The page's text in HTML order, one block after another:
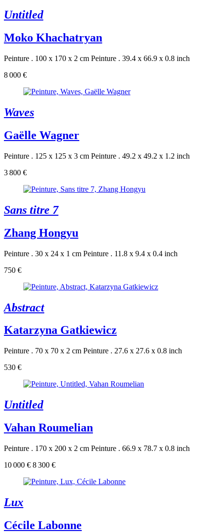
Untitled
Moko Khachatryan
Peinture . 100 x 170 x 2 cm Peinture . 39.4 x 66.9 x 0.8 inch
8 000 €
Waves
Gaëlle Wagner
Peinture . 125 x 125 x 3 cm Peinture . 49.2 x 49.2 x 1.2 inch
3 800 €
Sans titre 7
Zhang Hongyu
Peinture . 30 x 24 x 1 cm Peinture . 11.8 x 9.4 x 0.4 inch
750 €
Abstract
Katarzyna Gatkiewicz
Peinture . 70 x 70 x 2 cm Peinture . 27.6 x 27.6 x 0.8 inch
530 €
Untitled
Vahan Roumelian
Peinture . 170 x 200 x 2 cm Peinture . 66.9 x 78.7 x 0.8 inch
10 000 € 8 300 €
Lux
Cécile Labonne